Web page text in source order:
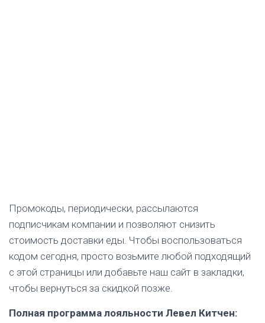
Промокоды, периодически, рассылаются
подписчикам компании и позволяют снизить
стоимость доставки еды. Чтобы воспользоваться
кодом сегодня, просто возьмите любой подходящий
с этой страницы или добавьте наш сайт в закладки,
чтобы вернуться за скидкой позже.
Полная программа лояльности Левел Китчен: